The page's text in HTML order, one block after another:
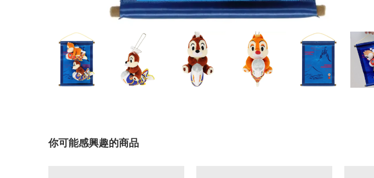
你可能感興趣的商品